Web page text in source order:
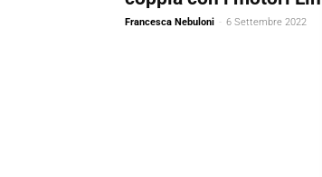
Francesca Nebuloni - 6 Settembre 2022